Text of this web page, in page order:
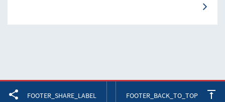
FOOTER_SHARE_LABEL FOOTER_BACK_TO_TOP